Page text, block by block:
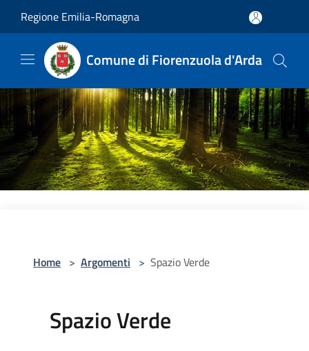
Regione Emilia-Romagna
Comune di Fiorenzuola d'Arda
Home > Argomenti > Spazio Verde
Spazio Verde